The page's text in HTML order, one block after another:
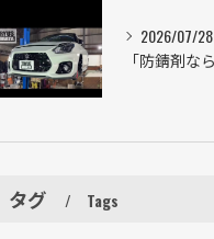
2026/07/28
タグ Tags